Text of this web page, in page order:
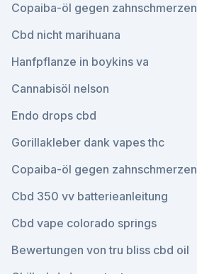
Copaiba-öl gegen zahnschmerzen
Cbd nicht marihuana
Hanfpflanze in boykins va
Cannabisöl nelson
Endo drops cbd
Gorillakleber dank vapes thc
Copaiba-öl gegen zahnschmerzen
Cbd 350 vv batterieanleitung
Cbd vape colorado springs
Bewertungen von tru bliss cbd oil